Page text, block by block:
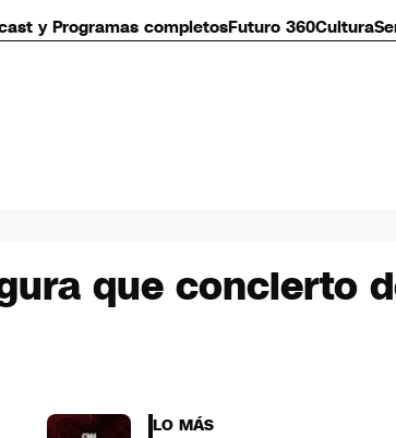
y Programas completosFuturo 360Cultura
que concierto
LO MÁS